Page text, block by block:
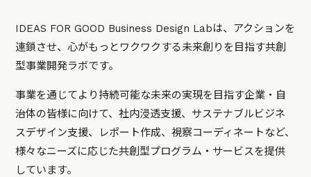
IDEAS FOR GOOD Business Design Labは、アクションを
連鎖させ、心がもっとワクワクする未来創りを目指す共創
型事業開発ラボです。
事業を通じてより持続可能な未来の実現を目指す企業・自
治体の皆様に向けて、社内浸透支援、サステナブルビジネ
スデザイン支援、レポート作成、視察コーディネートなど、
様々なニーズに応じた共創型プログラム・サービスを提供
しています。